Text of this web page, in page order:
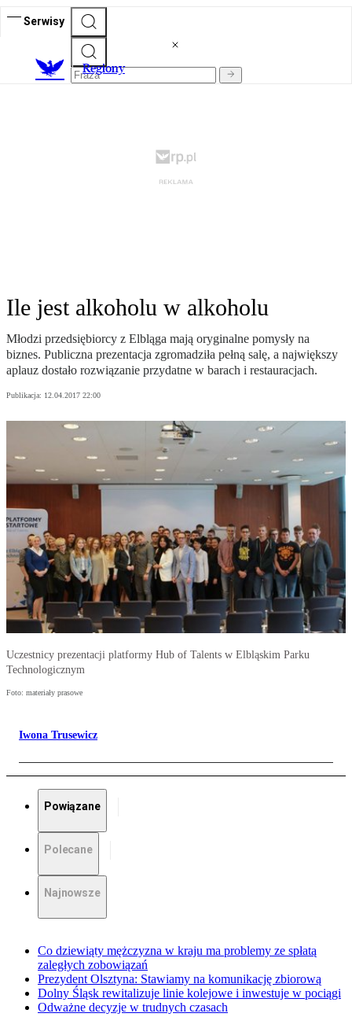
Serwisy
Regiony
Ile jest alkoholu w alkoholu
Młodzi przedsiębiorcy z Elbląga mają oryginalne pomysły na
biznes. Publiczna prezentacja zgromadziła pełną salę, a największy
aplauz dostało rozwiązanie przydatne w barach i restauracjach.
Publikacja: 12.04.2017 22:00
Uczestnicy prezentacji platformy Hub of Talents w Elbląskim Parku
Technologicznym
Foto: materiały prasowe
Iwona Trusewicz
Powiązane
Polecane
Najnowsze
Co dziewiąty mężczyzna w kraju ma problemy ze spłatą
zaległych zobowiązań
Prezydent Olsztyna: Stawiamy na komunikację zbiorową
Dolny Śląsk rewitalizuje linie kolejowe i inwestuje w pociągi
Odważne decyzje w trudnych czasach